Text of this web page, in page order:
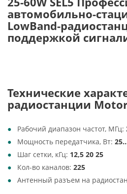
автомобильно-
LowBand-
поддержкой
Технические
радиостанции
Рабочий диапазон частот, МГц:
Мощность передатчика, Вт:
Шаг сетки, кГц: 12,5 20 25
Кол-во каналов: 225
Антенный разъем на